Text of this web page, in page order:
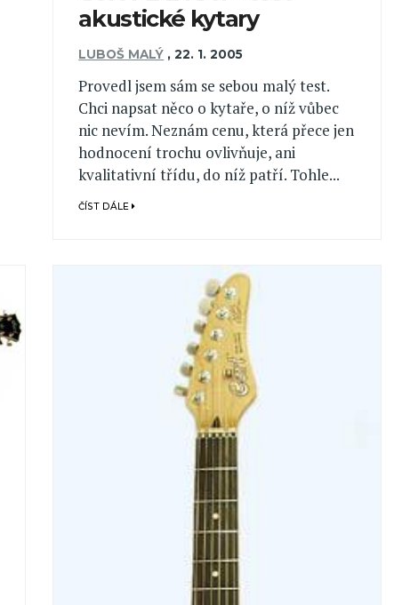
akustické kytary
LUBOŠ MALÝ ,22. 1. 2005
Provedl jsem sám se sebou malý test.
Chci napsat něco o kytaře, o níž vůbec
nic nevím. Neznám cenu, která přece jen
hodnocení trochu ovlivňuje, ani
kvalitativní třídu, do níž patří. Tohle...
ČÍST DÁLE